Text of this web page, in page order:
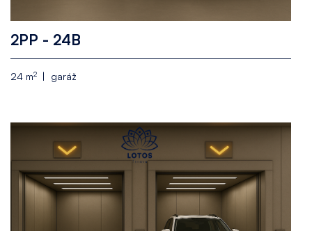
2PP - 24B
24 m2 garáž